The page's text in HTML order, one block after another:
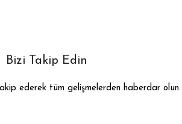
Bizi Takip Edin
ederek tüm gelişmelerden haberdar olun.